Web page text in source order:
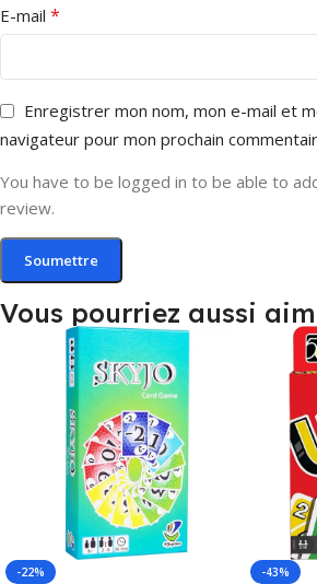
E-mail *
Enregistrer mon nom, mon e-mail et
navigateur pour mon prochain
You have to be logged in to be able to
review.
Vous pourriez aussi
-22% -43%